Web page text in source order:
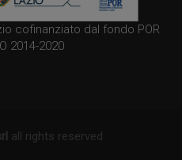
cofinanziato dal fondo POR
2014-2020
all rights reserved